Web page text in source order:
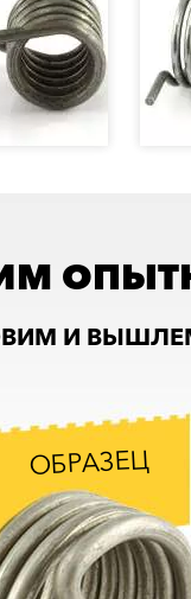
И
ОБРАЗЕЦ